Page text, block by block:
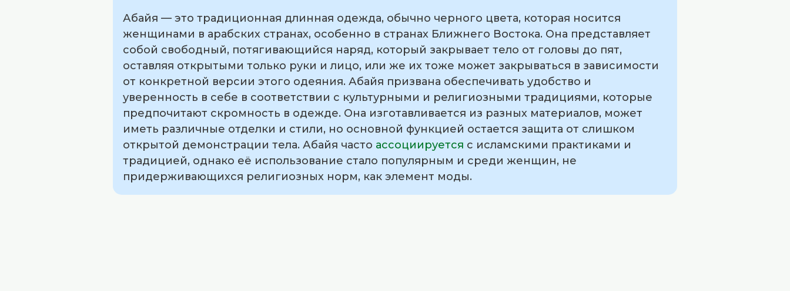
Абайя — это традиционная длинная одежда, обычно черного цвета, которая носится
женщинами в арабских странах, особенно в странах Ближнего Востока. Она представляет
собой свободный, потягивающийся наряд, который закрывает тело от головы до пят,
оставляя открытыми только руки и лицо, или же их тоже может закрываться в зависимости
от конкретной версии этого одеяния. Абайя призвана обеспечивать удобство и
уверенность в себе в соответствии с культурными и религиозными традициями, которые
предпочитают скромность в одежде. Она изготавливается из разных материалов, может
иметь различные отделки и стили, но основной функцией остается защита от слишком
открытой демонстрации тела. Абайя часто ассоциируется с исламскими практиками и
традицией, однако её использование стало популярным и среди женщин, не
придерживающихся религиозных норм, как элемент моды.